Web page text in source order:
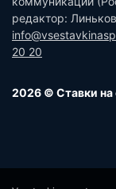
редактор:
20 20
2026 © Ставки на